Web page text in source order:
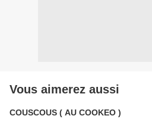
Vous aimerez aussi
COUSCOUS ( AU COOKEO )